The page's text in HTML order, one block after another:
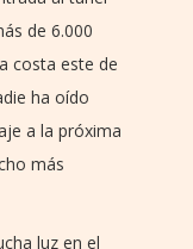
de 6.000
costa este de
ha oído
a la próxima
más
luz en el